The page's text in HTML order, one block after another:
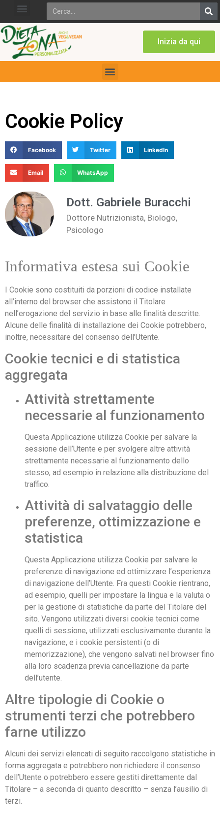
Inizia da qui
Cookie Policy
Facebook Twitter LinkedIn
Email WhatsApp
Dott. Gabriele Buracchi
Dottore Nutrizionista, Biologo,
Psicologo
Informativa estesa sui Cookie
I Cookie sono costituiti da porzioni di codice installate
all’interno del browser che assistono il Titolare
nell’erogazione del servizio in base alle finalità descritte.
Alcune delle finalità di installazione dei Cookie potrebbero,
inoltre, necessitare del consenso dell’Utente.
Cookie tecnici e di statistica
aggregata
Attività strettamente
necessarie al funzionamento
Questa Applicazione utilizza Cookie per salvare la
sessione dell’Utente e per svolgere altre attività
strettamente necessarie al funzionamento dello
stesso, ad esempio in relazione alla distribuzione del
traffico.
Attività di salvataggio delle
preferenze, ottimizzazione e
statistica
Questa Applicazione utilizza Cookie per salvare le
preferenze di navigazione ed ottimizzare l’esperienza
di navigazione dell’Utente. Fra questi Cookie rientrano,
ad esempio, quelli per impostare la lingua e la valuta o
per la gestione di statistiche da parte del Titolare del
sito. Vengono utilizzati diversi cookie tecnici come
quelli di sessione, utilizzati esclusivamente durante la
navigazione, e i cookie persistenti (o di
memorizzazione), che vengono salvati nel browser fino
alla loro scadenza previa cancellazione da parte
dell’utente.
Altre tipologie di Cookie o
strumenti terzi che potrebbero
farne utilizzo
Alcuni dei servizi elencati di seguito raccolgono statistiche in
forma aggregata e potrebbero non richiedere il consenso
dell’Utente o potrebbero essere gestiti direttamente dal
Titolare – a seconda di quanto descritto – senza l’ausilio di
terzi.